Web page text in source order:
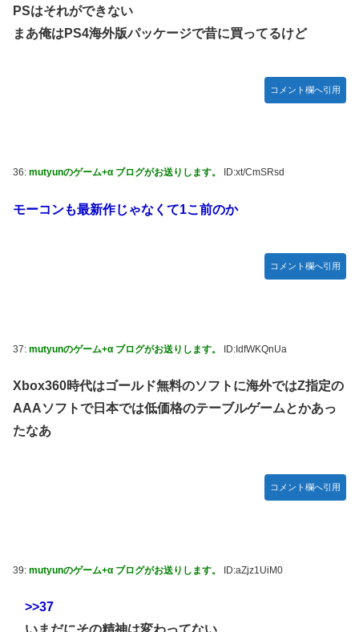
PSはそれができない
まあ俺はPS4海外版パッケージで昔に買ってるけど
コメント欄へ引用
36: mutyunのゲーム+α ブログがお送りします。 ID:xt/CmSRsd
モーコンも最新作じゃなくて1こ前のか
コメント欄へ引用
37: mutyunのゲーム+α ブログがお送りします。 ID:IdfWKQnUa
Xbox360時代はゴールド無料のソフトに海外ではZ指定の
AAAソフトで日本では低価格のテーブルゲームとかあっ
たなあ
コメント欄へ引用
39: mutyunのゲーム+α ブログがお送りします。 ID:aZjz1UiM0
>>37